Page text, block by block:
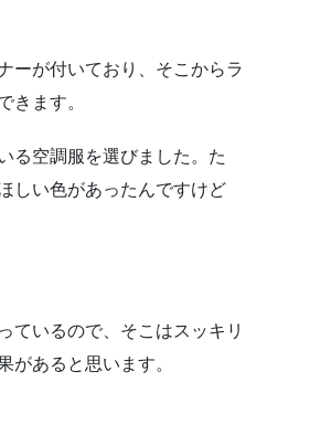
ーが付いており、そこからラ
きます。
る空調服を選びました。た
しい色があったんですけど
ているので、そこはスッキリ
があると思います。